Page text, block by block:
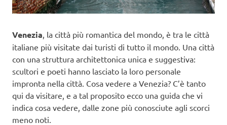
Venezia , la città più romantica del mondo, è tra le città
italiane più visitate dai turisti di tutto il mondo. Una città
con una struttura architettonica unica e suggestiva:
scultori e poeti hanno lasciato la loro personale
impronta nella città. Cosa vedere a Venezia? C’è tanto
qui da visitare, e a tal proposito ecco una guida che vi
indica cosa vedere, dalle zone più conosciute agli scorci
meno noti.